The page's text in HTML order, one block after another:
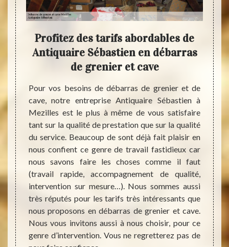
plus
Cela
en
et
Si
Profitez des tarifs abordables de
Antiquaire Sébastien en débarras
de grenier et cave
Pour vos besoins de débarras de grenier et de
cave, notre entreprise Antiquaire Sébastien à
Mezilles est le plus à même de vous satisfaire
tant sur la qualité de prestation que sur la qualité
du service. Beaucoup de sont déjà fait plaisir en
nous confient ce genre de travail fastidieux car
nous savons faire les choses comme il faut
(travail rapide, accompagnement de qualité,
intervention sur mesure…). Nous sommes aussi
très réputés pour les tarifs très intéressants que
nous proposons en débarras de grenier et cave.
Nous vous invitons aussi à nous choisir, pour ce
genre d’intervention. Vous ne regretterez pas de
Les
d’y